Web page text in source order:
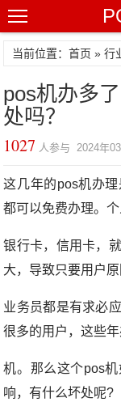
当前位置：首页 »行
pos机办多
处吗？
1027 人参与 2024年
这几年的pos机办
都可以免费办理。个
银行卡，信用卡，
大，导致只要用户
业务员都是有求必
很多的用户，这些
机。那么这个pos
响，有什么坏处呢?